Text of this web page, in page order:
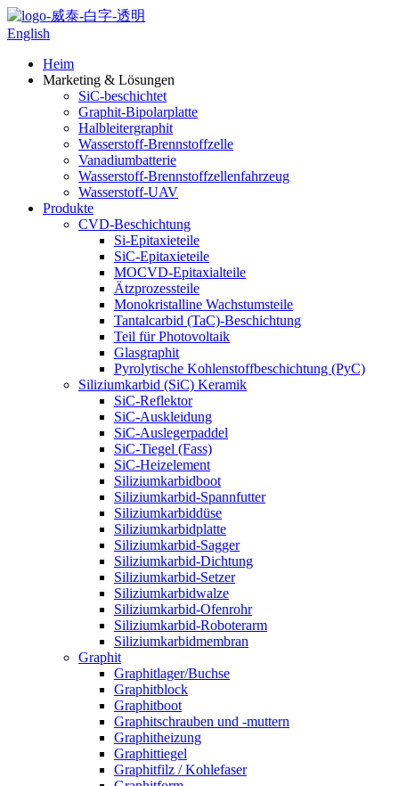
English
Heim
Marketing & Lösungen
SiC-beschichtet
Graphit-Bipolarplatte
Halbleitergraphit
Wasserstoff-Brennstoffzelle
Vanadiumbatterie
Wasserstoff-Brennstoffzellenfahrzeug
Wasserstoff-UAV
Produkte
CVD-Beschichtung
Si-Epitaxieteile
SiC-Epitaxieteile
MOCVD-Epitaxialteile
Ätzprozessteile
Monokristalline Wachstumsteile
Tantalcarbid (TaC)-Beschichtung
Teil für Photovoltaik
Glasgraphit
Pyrolytische Kohlenstoffbeschichtung (PyC)
Siliziumkarbid (SiC) Keramik
SiC-Reflektor
SiC-Auskleidung
SiC-Auslegerpaddel
SiC-Tiegel (Fass)
SiC-Heizelement
Siliziumkarbidboot
Siliziumkarbid-Spannfutter
Siliziumkarbiddüse
Siliziumkarbidplatte
Siliziumkarbid-Sagger
Siliziumkarbid-Dichtung
Siliziumkarbid-Setzer
Siliziumkarbidwalze
Siliziumkarbid-Ofenrohr
Siliziumkarbid-Roboterarm
Siliziumkarbidmembran
Graphit
Graphitlager/Buchse
Graphitblock
Graphitboot
Graphitschrauben und -muttern
Graphitheizung
Graphittiegel
Graphitfilz / Kohlefaser